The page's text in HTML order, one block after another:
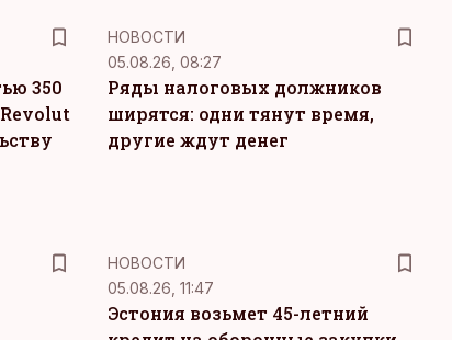
350
НОВОСТИ
05.08.26, 08:27
Ряды налоговых должников
ширятся: одни тянут время,
другие ждут денег
НОВОСТИ
05.08.26, 11:47
Эстония возьмет 45-летний